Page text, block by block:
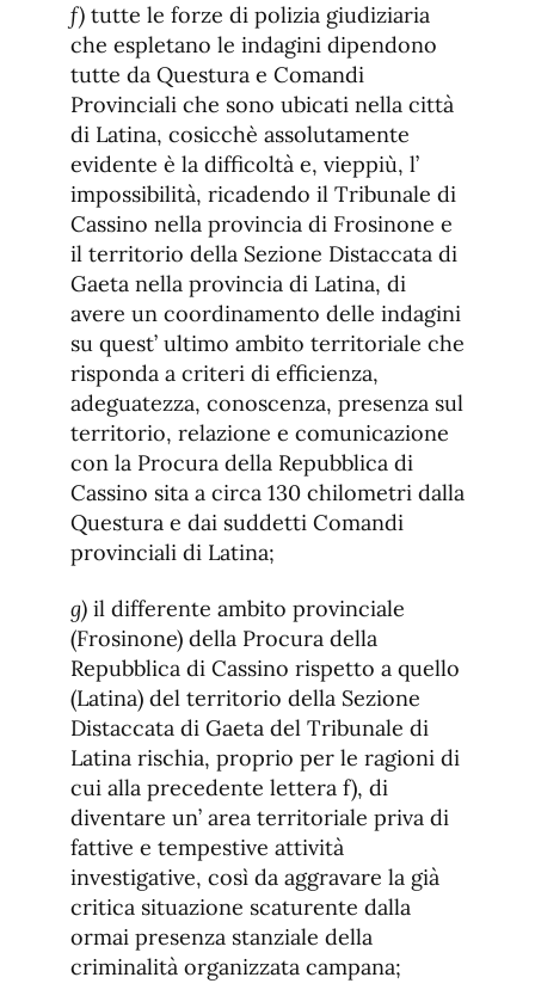
f) tutte le forze di polizia giudiziaria
che espletano le indagini dipendono
tutte da Questura e Comandi
Provinciali che sono ubicati nella città
di Latina, cosicchè assolutamente
evidente è la difficoltà e, vieppiù, l’
impossibilità, ricadendo il Tribunale di
Cassino nella provincia di Frosinone e
il territorio della Sezione Distaccata di
Gaeta nella provincia di Latina, di
avere un coordinamento delle indagini
su quest’ ultimo ambito territoriale che
risponda a criteri di efficienza,
adeguatezza, conoscenza, presenza sul
territorio, relazione e comunicazione
con la Procura della Repubblica di
Cassino sita a circa 130 chilometri dalla
Questura e dai suddetti Comandi
provinciali di Latina;
g) il differente ambito provinciale
(Frosinone) della Procura della
Repubblica di Cassino rispetto a quello
(Latina) del territorio della Sezione
Distaccata di Gaeta del Tribunale di
Latina rischia, proprio per le ragioni di
cui alla precedente lettera f), di
diventare un’ area territoriale priva di
fattive e tempestive attività
investigative, così da aggravare la già
critica situazione scaturente dalla
ormai presenza stanziale della
criminalità organizzata campana;